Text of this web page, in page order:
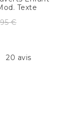
Texte
€
20 avis